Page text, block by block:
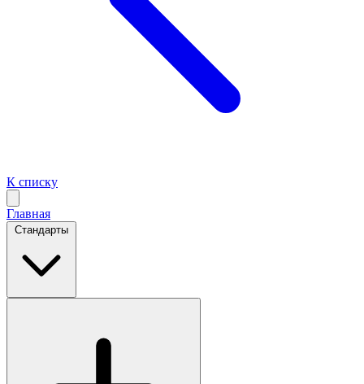
К списку
Главная
Стандарты